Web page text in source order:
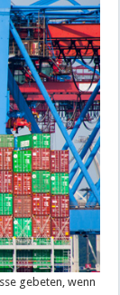
gebeten, wenn